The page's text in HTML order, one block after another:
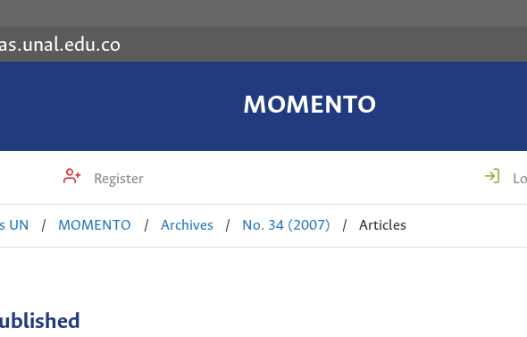
MOMENTO
Register
UN / MOMENTO / Archives / No. 34 (2007) / Articles